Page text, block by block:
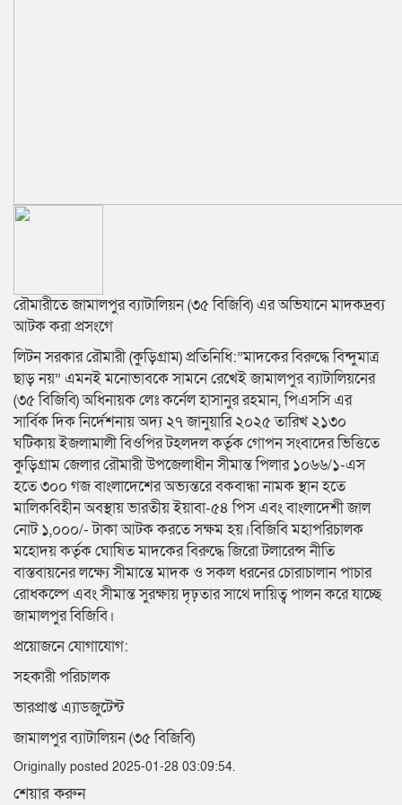
রৌমারীতে জামালপুর ব্যাটালিয়ন (৩৫ বিজিবি) এর অভিযানে মাদকদ্রব্য
আটক করা প্রসংগে
লিটন সরকার রৌমারী (কুড়িগ্রাম) প্রতিনিধি:”মাদকের বিরুদ্ধে বিন্দুমাত্র
ছাড় নয়” এমনই মনোভাবকে সামনে রেখেই জামালপুর ব্যাটালিয়নের
(৩৫ বিজিবি) অধিনায়ক লেঃ কর্নেল হাসানুর রহমান, পিএসসি এর
সার্বিক দিক নির্দেশনায় অদ্য ২৭ জানুয়ারি ২০২৫ তারিখ ২১৩০
ঘটিকায় ইজলামালী বিওপির টহলদল কর্তৃক গোপন সংবাদের ভিত্তিতে
কুড়িগ্রাম জেলার রৌমারী উপজেলাধীন সীমান্ত পিলার ১০৬৬/১-এস
হতে ৩০০ গজ বাংলাদেশের অভ্যন্তরে বকবান্ধা নামক স্থান হতে
মালিকবিহীন অবস্থায় ভারতীয় ইয়াবা-৫৪ পিস এবং বাংলাদেশী জাল
নোট ১,০০০/- টাকা আটক করতে সক্ষম হয়।বিজিবি মহাপরিচালক
মহোদয় কর্তৃক ঘোষিত মাদকের বিরুদ্ধে জিরো টলারেন্স নীতি
বাস্তবায়নের লক্ষ্যে সীমান্তে মাদক ও সকল ধরনের চোরাচালান পাচার
রোধকল্পে এবং সীমান্ত সুরক্ষায় দৃঢ়তার সাথে দায়িত্ব পালন করে যাচ্ছে
জামালপুর বিজিবি।
প্রয়োজনে যোগাযোগ:
সহকারী পরিচালক
ভারপ্রাপ্ত এ্যাডজুটেন্ট
জামালপুর ব্যাটালিয়ন (৩৫ বিজিবি)
Originally posted 2025-01-28 03:09:54.
শেয়ার করুন